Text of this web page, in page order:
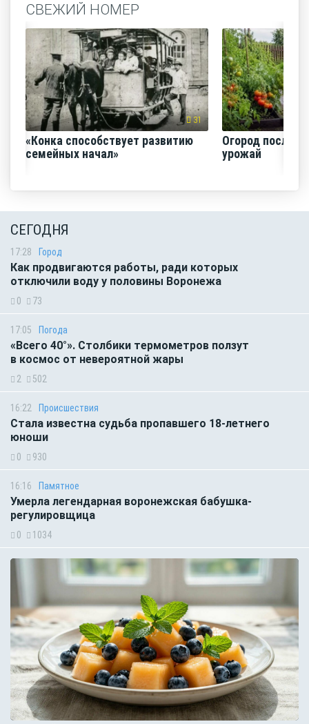
СВЕЖИЙ НОМЕР
31
«Конка способствует развитию
семейных начал»
Огород после
урожай
СЕГОДНЯ
17:28 Город
Как продвигаются работы, ради которых
отключили воду у половины Воронежа
0 73
17:05 Погода
«Всего 40°». Столбики термометров ползут
в космос от невероятной жары
2 502
16:22 Происшествия
Стала известна судьба пропавшего 18-летнего
юноши
0 930
16:16 Памятное
Умерла легендарная воронежская бабушка-
регулировщица
0 1034